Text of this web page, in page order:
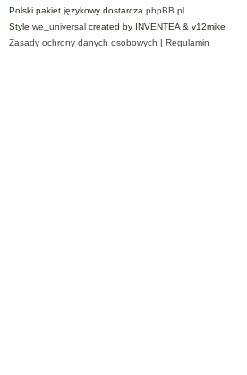
Polski pakiet językowy dostarcza phpBB.pl
Style we_universal created by INVENTEA & v12mike
Zasady ochrony danych osobowych | Regulamin